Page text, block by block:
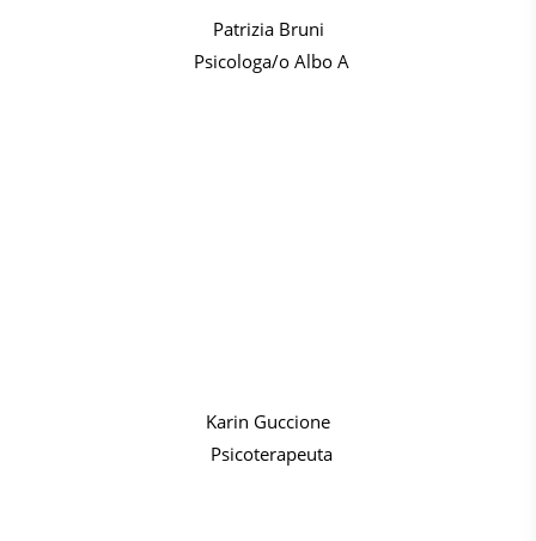
Patrizia Bruni
Psicologa/o Albo A
Karin Guccione
Psicoterapeuta